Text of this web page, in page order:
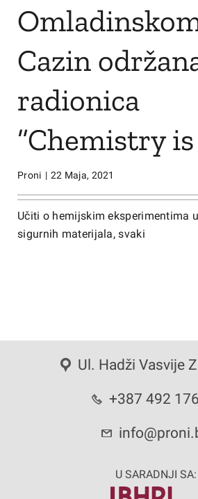
Cazin
radionica
”Chemistry
Proni | 22 Maja, 2021
Učiti o hemijskim eksperimentima
sigurnih materijala, svaki
Ul. Hadži Vasvije
+387 492
U SARADNJI SA: